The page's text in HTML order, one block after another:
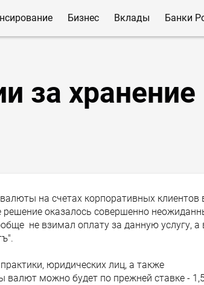
Бизнес Вклады Банки
за хранение
на счетах корпоративных клиентов
решение оказалось совершенно
не взимал оплату за данную услугу, а
юридических лиц, а также
валют можно будет по прежней ставке -